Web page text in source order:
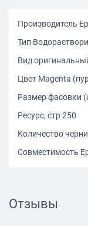
Производитель
Тип
Вид
Цвет Magenta
Размер фасовки
Ресурс, стр 250
Количество
Совместимость
Отзывы